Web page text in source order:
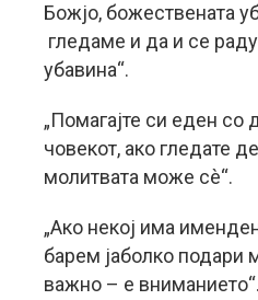
Божјо, божествената
гледаме и да и се
убавина“.
„Помагајте си еден со
човекот, ако гледате
молитвата може сè“.
„Ако некој има
барем јаболко подари
важно – е вниманието“.